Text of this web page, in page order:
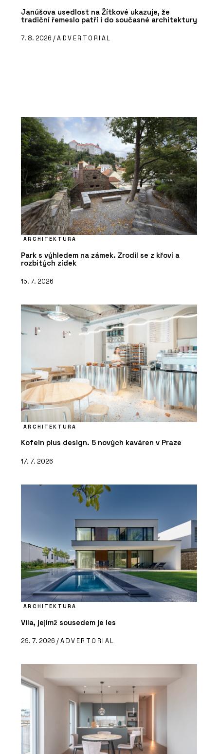
Janúšova usedlost na Žítkové ukazuje, že
tradiční řemeslo patří i do současné architektury
7. 8. 2026 /ADVERTORIAL
ARCHITEKTURA
Park s výhledem na zámek. Zrodil se z křoví a
rozbitých zídek
15. 7. 2026
ARCHITEKTURA
Kofein plus design. 5 nových kaváren v Praze
17. 7. 2026
ARCHITEKTURA
Vila, jejímž sousedem je les
29. 7. 2026 /ADVERTORIAL